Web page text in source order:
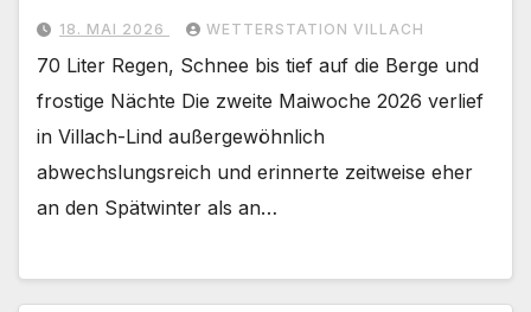
18. MAI 2026 WETTERSTATION VILLACH
70 Liter Regen, Schnee bis tief auf die Berge und
frostige Nächte Die zweite Maiwoche 2026 verlief
in Villach-Lind außergewöhnlich
abwechslungsreich und erinnerte zeitweise eher
an den Spätwinter als an…